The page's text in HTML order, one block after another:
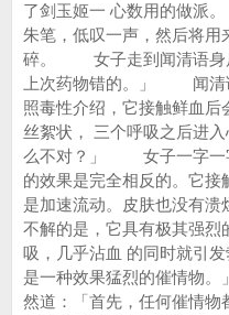
了剑玉姬一 心数用的做
朱笔，低叹一声，然后将用
碎。 女子走到闻清语身
上次药物错的。」 闻
照毒性介绍，它接触鲜血
丝絮状， 三个呼吸之后
么不对？」 女子一字一
的效果是完全相反的。它接
是加速流动。皮肤也没有溃
不解的是，它具有极其强烈
吸，几乎沾血 的同时就引
是一种效果猛烈的催情物
然道：「首先，任何催情物